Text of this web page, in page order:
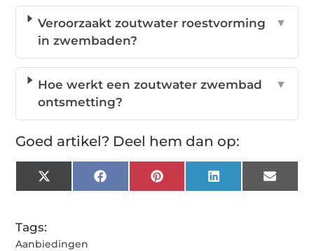
Veroorzaakt zoutwater roestvorming
in zwembaden?
▼
Hoe werkt een zoutwater zwembad
ontsmetting?
▼
Goed artikel? Deel hem dan op:
X
(Twitter)
FacebookPinterest LinkedIn Email
Tags:
Aanbiedingen